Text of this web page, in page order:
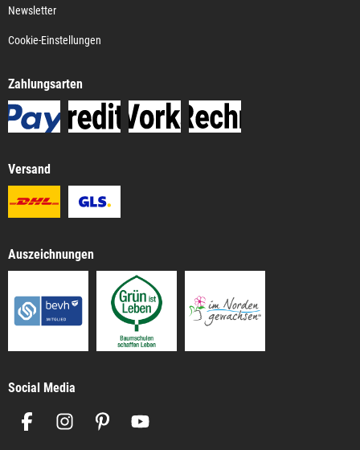
Newsletter
Cookie-Einstellungen
Zahlungsarten
Versand
Auszeichnungen
Social Media